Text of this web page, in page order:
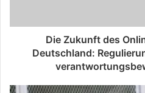
Die Zukunft des
Deutschland: